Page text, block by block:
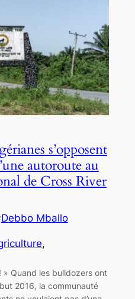
s’opposent
autoroute au
de Cross River
Debbo Mballo
» Quand les bulldozers ont
2016, la communauté